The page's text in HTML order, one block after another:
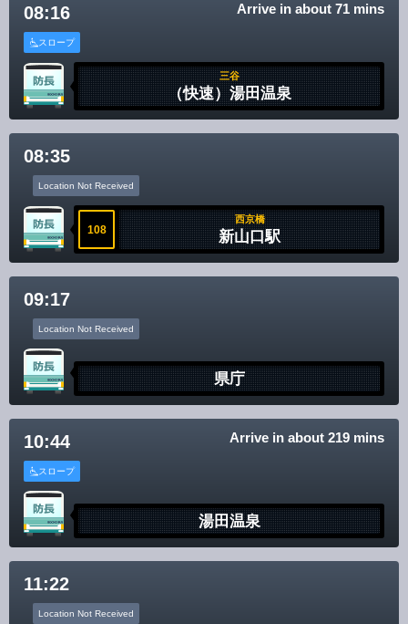
Disclaimer
08:16 Arrive in about 71 mins
スロープ
三谷
（快速）湯田温泉
08:35
Location Not Received
108
西京橋
新山口駅
09:17
Location Not Received
県庁
10:44 Arrive in about 219 mins
スロープ
湯田温泉
11:22
Location Not Received